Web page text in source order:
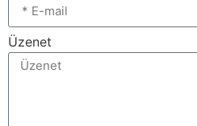
Üzenet